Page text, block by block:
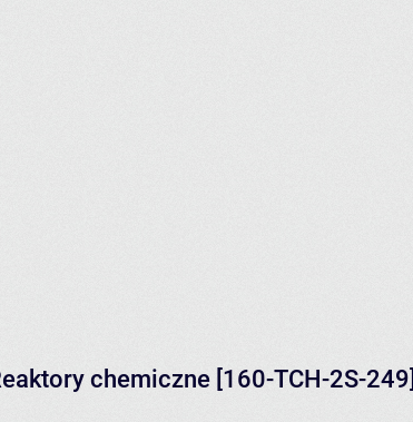
chemiczne [160-TCH-2S-249]